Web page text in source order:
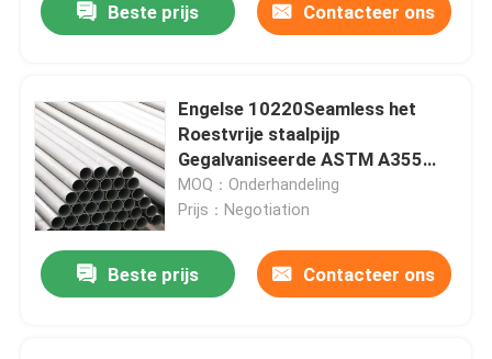
Beste prijs Contacteer ons
Engelse 10220Seamless het
Roestvrije staalpijp
Gegalvaniseerde ASTM A355
Rang P22 van DIN
MOQ：Onderhandeling
Prijs：Negotiation
Beste prijs Contacteer ons